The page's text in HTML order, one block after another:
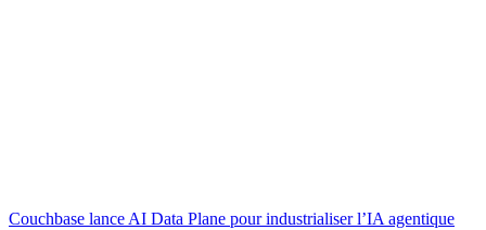
Couchbase lance AI Data Plane pour industrialiser l’IA agentique